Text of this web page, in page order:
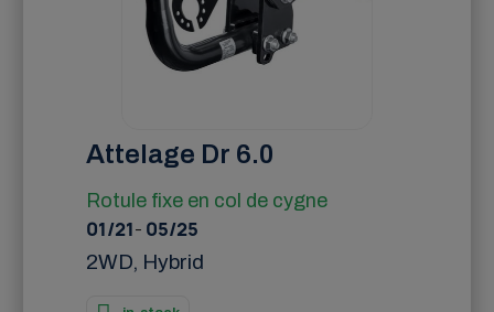
Attelage Dr 6.0
Rotule fixe en col de cygne
01/21- 05/25
2WD, Hybrid